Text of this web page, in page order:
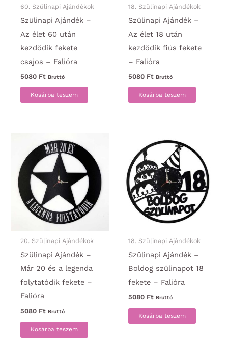
60. Szülinapi Ajándékok
Szülinapi Ajándék –
Az élet 60 után
kezdődik fekete
csajos – Falióra
5080 Ft Bruttó
Kosárba teszem
18. Szülinapi Ajándékok
Szülinapi Ajándék –
Az élet 18 után
kezdődik fiús fekete
– Falióra
5080 Ft Bruttó
Kosárba teszem
20. Szülinapi Ajándékok
Szülinapi Ajándék –
Már 20 és a legenda
folytatódik fekete –
Falióra
5080 Ft Bruttó
Kosárba teszem
18. Szülinapi Ajándékok
Szülinapi Ajándék –
Boldog szülinapot 18
fekete – Falióra
5080 Ft Bruttó
Kosárba teszem